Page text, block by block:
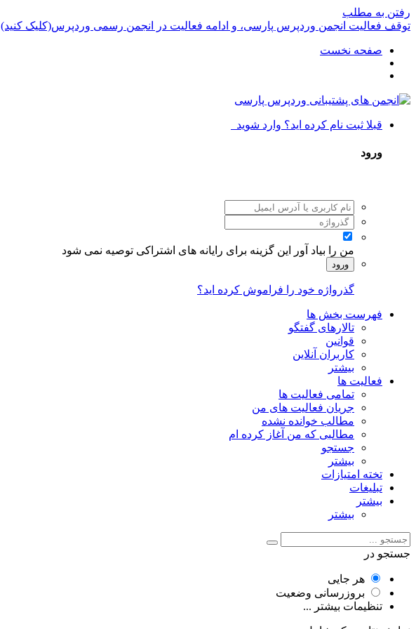
رفتن به مطلب
توقف فعالیت انجمن وردپرس پارسی، و ادامه فعالیت در انجمن رسمی وردپرس(کلیک کنید)
صفحه نخست
قبلا ثبت نام کرده اید؟ وارد شوید
ورود
من را بیاد آور این گزینه برای رایانه های اشتراکی توصیه نمی شود
ورود
گذرواژه خود را فراموش کرده اید؟
فهرست بخش ها
تالارهای گفتگو
قوانین
کاربران آنلاین
بیشتر
فعالیت ها
تمامی فعالیت ها
جریان فعالیت های من
مطالب خوانده نشده
مطالبی که من آغاز کرده ام
جستجو
بیشتر
تخته امتیازات
تبلیغات
بیشتر
بیشتر
جستجو در
هر جایی
بروزرسانی وضعیت
تنظیمات بیشتر ...